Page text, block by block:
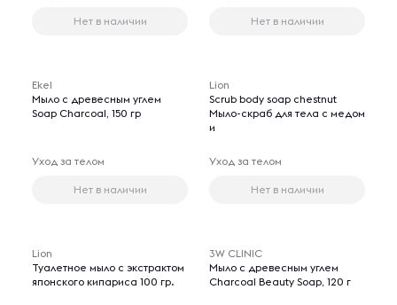
Нет в наличии Нет в наличии
Ekel
Мыло с древесным углем
Soap Charcoal, 150 гр
Уход за телом
Нет в наличии
Lion
Scrub body soap chestnut
Мыло-скраб для тела с медом
и
Уход за телом
Нет в наличии
Lion
Туалетное мыло с экстрактом
японского кипариса 100 гр.
3W CLINIC
Мыло с древесным углем
Charcoal Beauty Soap, 120 г